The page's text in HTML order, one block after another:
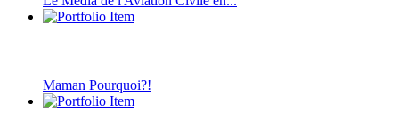
Maman Pourquoi?!